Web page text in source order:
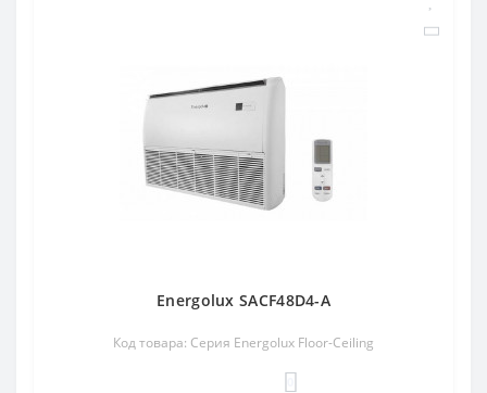
Energolux SACF48D4-A
Код товара: Серия Energolux Floor-Ceiling